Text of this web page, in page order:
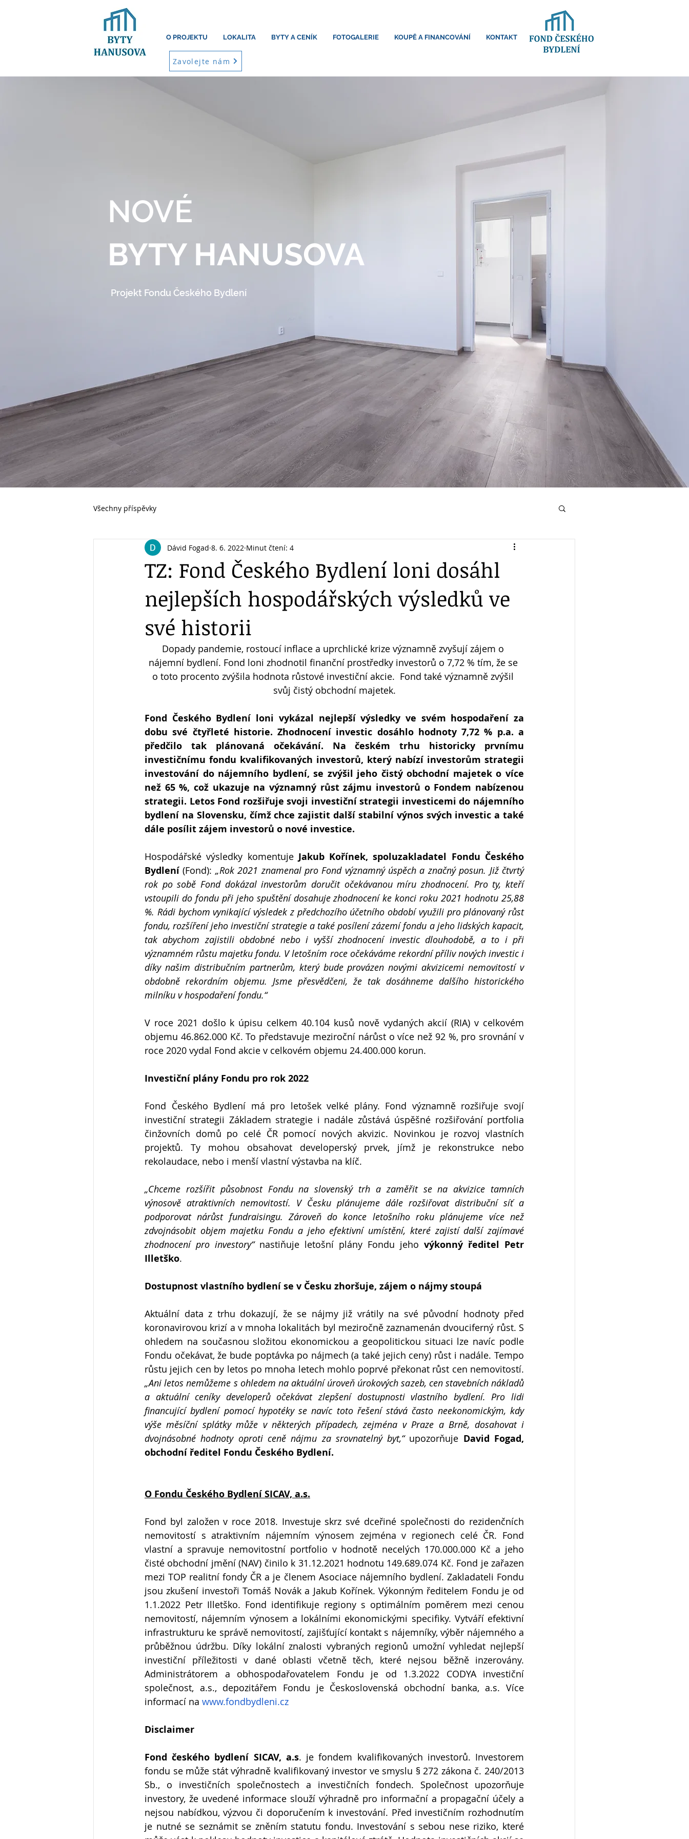
O PROJEKTU LOKALITA BYTY A CENÍK FOTOGALERIE KOUPĚ A FINANCOVÁNÍ KONTAKT
NOVÉ
BYTY HANUSOVA
Projekt Fondu Českého Bydlení
Všechny příspěvky
TZ: Fond Českého Bydlení loni dosáhl
nejlepších hospodářských výsledků ve
své historii
Dávid Fogad 8. 6. 2022 Minut čtení: 4
Dopady pandemie, rostoucí inflace a uprchlické krize významně zvyšují zájem o
nájemní bydlení. Fond loni zhodnotil finanční prostředky investorů o 7,72 % tím, že se
o toto procento zvýšila hodnota růstové investiční akcie.  Fond také významně zvýšil
svůj čistý obchodní majetek.
Fond Českého Bydlení loni vykázal nejlepší výsledky ve svém hospodaření za
dobu své čtyřleté historie. Zhodnocení investic dosáhlo hodnoty 7,72 % p.a. a
předčilo tak plánovaná očekávání. Na českém trhu historicky prvnímu
investičnímu fondu kvalifikovaných investorů, který nabízí investorům strategii
investování do nájemního bydlení, se zvýšil jeho čistý obchodní majetek o více
než 65 %, což ukazuje na významný růst zájmu investorů o Fondem nabízenou
strategii. Letos Fond rozšiřuje svoji investiční strategii investicemi do nájemního
bydlení na Slovensku, čímž chce zajistit další stabilní výnos svých investic a také
dále posílit zájem investorů o nové investice.
Hospodářské výsledky komentuje Jakub Kořínek, spoluzakladatel Fondu Českého
Bydlení (Fond): „Rok 2021 znamenal pro Fond významný úspěch a značný posun. Již čtvrtý
rok po sobě Fond dokázal investorům doručit očekávanou míru zhodnocení. Pro ty, kteří
vstoupili do fondu při jeho spuštění dosahuje zhodnocení ke konci roku 2021 hodnotu 25,88
%. Rádi bychom vynikající výsledek z předchozího účetního období využili pro plánovaný růst
fondu, rozšíření jeho investiční strategie a také posílení zázemí fondu a jeho lidských kapacit,
tak abychom zajistili obdobné nebo i vyšší zhodnocení investic dlouhodobě, a to i při
významném růstu majetku fondu. V letošním roce očekáváme rekordní příliv nových investic i
díky našim distribučním partnerům, který bude provázen novými akvizicemi nemovitostí v
obdobně rekordním objemu. Jsme přesvědčeni, že tak dosáhneme dalšího historického
milníku v hospodaření fondu.“
V roce 2021 došlo k úpisu celkem 40.104 kusů nově vydaných akcií (RIA) v celkovém
objemu 46.862.000 Kč. To představuje meziroční nárůst o více než 92 %, pro srovnání v
roce 2020 vydal Fond akcie v celkovém objemu 24.400.000 korun.
Investiční plány Fondu pro rok 2022
Fond Českého Bydlení má pro letošek velké plány. Fond významně rozšiřuje svojí
investiční strategii Základem strategie i nadále zůstává úspěšné rozšiřování portfolia
činžovních domů po celé ČR pomocí nových akvizic. Novinkou je rozvoj vlastních
projektů. Ty mohou obsahovat developerský prvek, jímž je rekonstrukce nebo
rekolaudace, nebo i menší vlastní výstavba na klíč.
„Chceme rozšířit působnost Fondu na slovenský trh a zaměřit se na akvizice tamních
výnosově atraktivních nemovitostí. V Česku plánujeme dále rozšiřovat distribuční síť a
podporovat nárůst fundraisingu. Zároveň do konce letošního roku plánujeme více než
zdvojnásobit objem majetku Fondu a jeho efektivní umístění, které zajistí další zajímavé
zhodnocení pro investory“ nastiňuje letošní plány Fondu jeho výkonný ředitel Petr
Illetško.
Dostupnost vlastního bydlení se v Česku zhoršuje, zájem o nájmy stoupá
Aktuální data z trhu dokazují, že se nájmy již vrátily na své původní hodnoty před
koronavirovou krizí a v mnoha lokalitách byl meziročně zaznamenán dvouciferný růst. S
ohledem na současnou složitou ekonomickou a geopolitickou situaci lze navíc podle
Fondu očekávat, že bude poptávka po nájmech (a také jejich ceny) růst i nadále. Tempo
„Ani letos nemůžeme s ohledem na aktuální úroveň úrokových sazeb, cen stavebních nákladů
a aktuální ceníky developerů očekávat zlepšení dostupnosti vlastního bydlení. Pro lidi
financující bydlení pomocí hypotéky se navíc toto řešení stává často neekonomickým, kdy
výše měsíční splátky může v některých případech, zejména v Praze a Brně, dosahovat i
dvojnásobné hodnoty oproti ceně nájmu za srovnatelný byt,“ upozorňuje David Fogad,
obchodní ředitel Fondu Českého Bydlení.
O Fondu Českého Bydlení SICAV, a.s.
Fond byl založen v roce 2018. Investuje skrz své dceřiné společnosti do rezidenčních
nemovitostí s atraktivním nájemním výnosem zejména v regionech celé ČR. Fond
vlastní a spravuje nemovitostní portfolio v hodnotě necelých 170.000.000 Kč a jeho
čisté obchodní jmění (NAV) činilo k 31.12.2021 hodnotu 149.689.074 Kč. Fond je zařazen
mezi TOP realitní fondy ČR a je členem Asociace nájemního bydlení. Zakladateli Fondu
jsou zkušení investoři Tomáš Novák a Jakub Kořínek. Výkonným ředitelem Fondu je od
1.1.2022 Petr Illetško. Fond identifikuje regiony s optimálním poměrem mezi cenou
nemovitostí, nájemním výnosem a lokálními ekonomickými specifiky. Vytváří efektivní
infrastrukturu ke správě nemovitostí, zajišťující kontakt s nájemníky, výběr nájemného a
průběžnou údržbu. Díky lokální znalosti vybraných regionů umožní vyhledat nejlepší
investiční příležitosti v dané oblasti včetně těch, které nejsou běžně inzerovány.
Administrátorem a obhospodařovatelem Fondu je od 1.3.2022 CODYA investiční
společnost, a.s., depozitářem Fondu je Československá obchodní banka, a.s. Více
informací na www.fondbydleni.cz
Disclaimer
Fond českého bydlení SICAV, a.s. je fondem kvalifikovaných investorů. Investorem
fondu se může stát výhradně kvalifikovaný investor ve smyslu § 272 zákona č. 240/2013
Sb., o investičních společnostech a investičních fondech. Společnost upozorňuje
investory, že uvedené informace slouží výhradně pro informační a propagační účely a
nejsou nabídkou, výzvou či doporučením k investování. Před investičním rozhodnutím
je nutné se seznámit se zněním statutu fondu. Investování s sebou nese riziko, které
Zavolejte nám